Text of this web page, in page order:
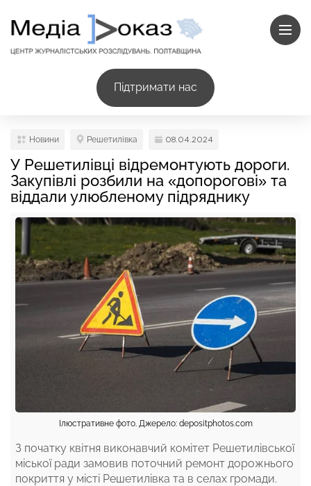
Підтримати нас
Новини Решетилівка 08.04.2024
У Решетилівці відремонтують дороги.
Закупівлі розбили на «допорогові» та
віддали улюбленому підряднику
Ілюстративне фото. Джерело: depositphotos.com
З початку квітня виконавчий комітет Решетилівської
міської ради замовив поточний ремонт дорожнього
покриття у місті Решетилівка та в селах громади.